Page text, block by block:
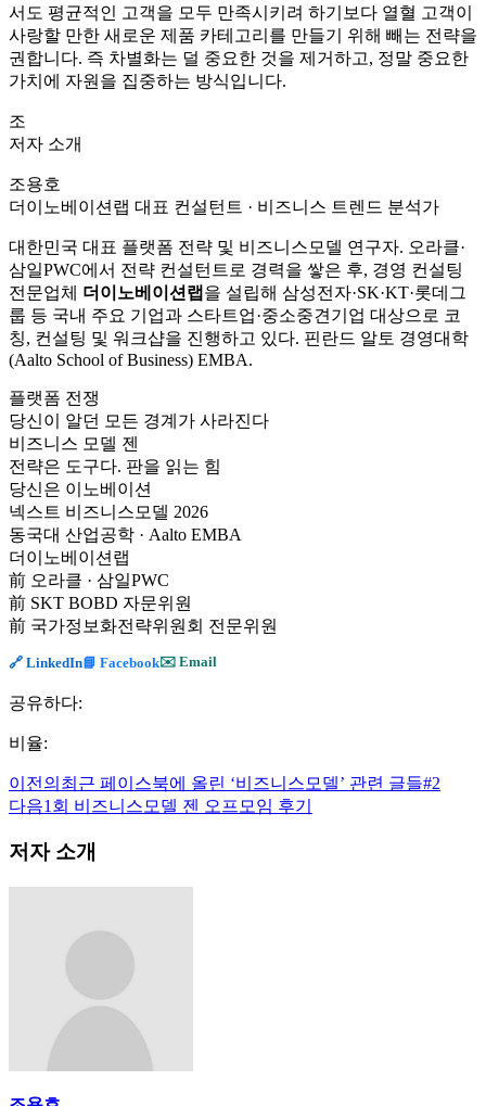
서도 평균적인 고객을 모두 만족시키려 하기보다 열혈 고객이
사랑할 만한 새로운 제품 카테고리를 만들기 위해 빼는 전략을
권합니다. 즉 차별화는 덜 중요한 것을 제거하고, 정말 중요한
가치에 자원을 집중하는 방식입니다.
조
저자 소개
조용호
더이노베이션랩 대표 컨설턴트 · 비즈니스 트렌드 분석가
대한민국 대표 플랫폼 전략 및 비즈니스모델 연구자. 오라클·
삼일PWC에서 전략 컨설턴트로 경력을 쌓은 후, 경영 컨설팅
전문업체 더이노베이션랩 을 설립해 삼성전자·SK·KT·롯데그
룹 등 국내 주요 기업과 스타트업·중소중견기업 대상으로 코
칭, 컨설팅 및 워크샵을 진행하고 있다. 핀란드 알토 경영대학
(Aalto School of Business) EMBA.
플랫폼 전쟁
당신이 알던 모든 경계가 사라진다
비즈니스 모델 젠
전략은 도구다. 판을 읽는 힘
당신은 이노베이션
넥스트 비즈니스모델 2026
동국대 산업공학 · Aalto EMBA
더이노베이션랩
前 오라클 · 삼일PWC
前 SKT BOBD 자문위원
前 국가정보화전략위원회 전문위원
🔗 LinkedIn📘 Facebook✉️ Email
공유하다:
비율:
이전의 최근 페이스북에 올린 ‘비즈니스모델’ 관련 글들#2
다음1회 비즈니스모델 젠 오프모임 후기
저자 소개